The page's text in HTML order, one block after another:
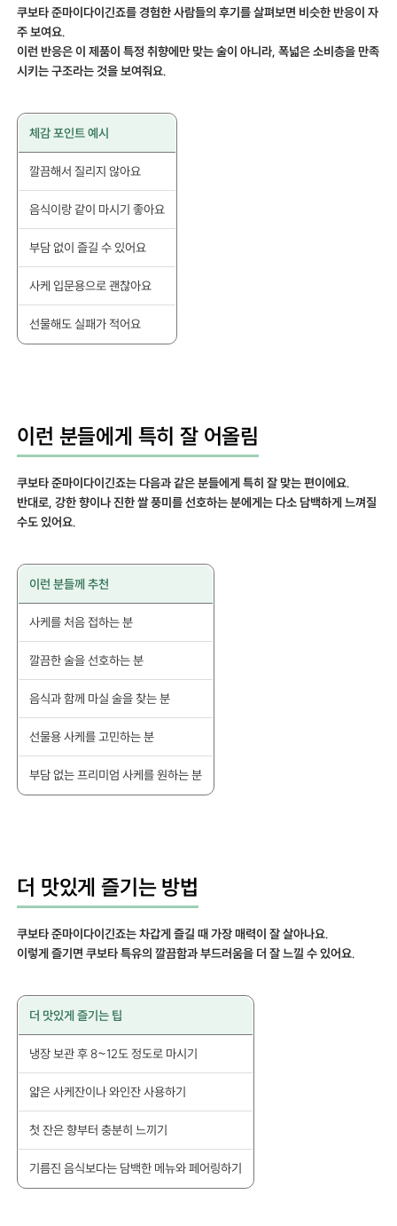
쿠보타 준마이다이긴죠를 경험한 사람들의 후기를 살펴보면 비슷한 반응이 자
주 보여요.
이런 반응은 이 제품이 특정 취향에만 맞는 술이 아니라, 폭넓은 소비층을 만족
시키는 구조라는 것을 보여줘요.
체감 포인트 예시
깔끔해서 질리지 않아요
음식이랑 같이 마시기 좋아요
부담 없이 즐길 수 있어요
사케 입문용으로 괜찮아요
선물해도 실패가 적어요
이런 분들에게 특히 잘 어올림
쿠보타 준마이다이긴죠는 다음과 같은 분들에게 특히 잘 맞는 편이에요.
반대로, 강한 향이나 진한 쌀 풍미를 선호하는 분에게는 다소 담백하게 느껴질
수도 있어요.
이런 분들께 추천
사케를 처음 접하는 분
깔끔한 술을 선호하는 분
음식과 함께 마실 술을 찾는 분
선물용 사케를 고민하는 분
부담 없는 프리미엄 사케를 원하는 분
더 맛있게 즐기는 방법
쿠보타 준마이다이긴죠는 차갑게 즐길 때 가장 매력이 잘 살아나요.
이렇게 즐기면 쿠보타 특유의 깔끔함과 부드러움을 더 잘 느낄 수 있어요.
더 맛있게 즐기는 팁
냉장 보관 후 8~12도 정도로 마시기
얇은 사케잔이나 와인잔 사용하기
첫 잔은 향부터 충분히 느끼기
기름진 음식보다는 담백한 메뉴와 페어링하기